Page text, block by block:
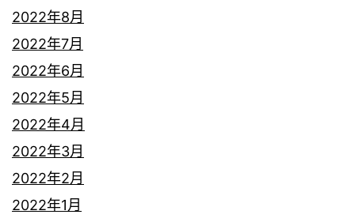
2022年8月
2022年7月
2022年6月
2022年5月
2022年4月
2022年3月
2022年2月
2022年1月